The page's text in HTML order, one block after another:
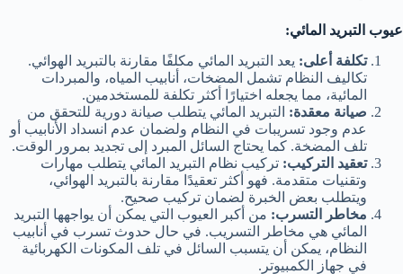
عيوب التبريد المائي:
تكلفة أعلى: يعد التبريد المائي مكلفًا مقارنة بالتبريد الهوائي.
تكاليف النظام تشمل المضخات، أنابيب المياه، والمبردات
المائية، مما يجعله اختيارًا أكثر تكلفة للمستخدمين.
صيانة معقدة: التبريد المائي يتطلب صيانة دورية للتحقق من
عدم وجود تسريبات في النظام ولضمان عدم انسداد الأنابيب أو
تلف المضخة. كما يحتاج السائل المبرد إلى تجديد بمرور الوقت.
تعقيد التركيب: تركيب نظام التبريد المائي يتطلب مهارات
وتقنيات متقدمة. فهو أكثر تعقيدًا مقارنة بالتبريد الهوائي،
ويتطلب بعض الخبرة لضمان تركيب صحيح.
مخاطر التسرب: من أكبر العيوب التي يمكن أن يواجهها التبريد
المائي هي مخاطر التسريب. في حال حدوث تسرب في أنابيب
النظام، يمكن أن يتسبب السائل في تلف المكونات الكهربائية
في جهاز الكمبيوتر.